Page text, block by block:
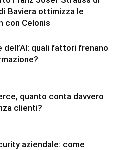
Baviera ottimizza le
con Celonis
dell’AI: quali fattori frenano
quanto conta davvero
clienti?
aziendale: come